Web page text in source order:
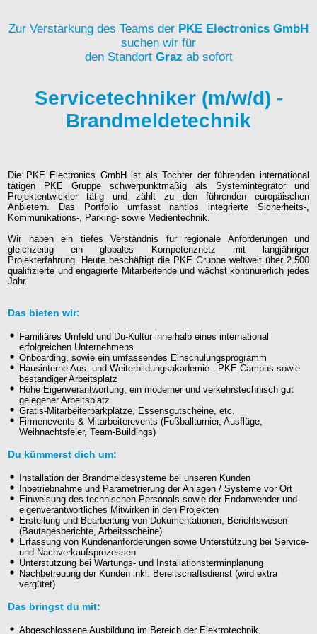
Zur Verstärkung des Teams der PKE Electronics GmbH
suchen wir für
den Standort Graz ab sofort
Servicetechniker (m/w/d) -
Brandmeldetechnik
Die PKE Electronics GmbH ist als Tochter der führenden international
tätigen PKE Gruppe schwerpunktmäßig als Systemintegrator und
Projektentwickler tätig und zählt zu den führenden europäischen
Anbietern. Das Portfolio umfasst nahtlos integrierte Sicherheits-,
Kommunikations-, Parking- sowie Medientechnik.
Wir haben ein tiefes Verständnis für regionale Anforderungen und
gleichzeitig ein globales Kompetenznetz mit langjähriger
Projekterfahrung. Heute beschäftigt die PKE Gruppe weltweit über 2.500
qualifizierte und engagierte Mitarbeitende und wächst kontinuierlich jedes
Jahr.
Das bieten wir:
Familiäres Umfeld und Du-Kultur innerhalb eines international
erfolgreichen Unternehmens
Onboarding, sowie ein umfassendes Einschulungsprogramm
Hausinterne Aus- und Weiterbildungsakademie - PKE Campus sowie
beständiger Arbeitsplatz
Hohe Eigenverantwortung, ein moderner und verkehrstechnisch gut
gelegener Arbeitsplatz
Gratis-Mitarbeiterparkplätze, Essensgutscheine, etc.
Firmenevents & Mitarbeiterevents (Fußballturnier, Ausflüge,
Weihnachtsfeier, Team-Buildings)
Du kümmerst dich um:
Installation der Brandmeldesysteme bei unseren Kunden
Inbetriebnahme und Parametrierung der Anlagen / Systeme vor Ort
Einweisung des technischen Personals sowie der Endanwender und
eigenverantwortliches Mitwirken in den Projekten
Erstellung und Bearbeitung von Dokumentationen, Berichtswesen
(Bautagesberichte, Arbeitsscheine)
Erfassung von Kundenanforderungen sowie Unterstützung bei Service-
und Nachverkaufsprozessen
Unterstützung bei Wartungs- und Installationsterminplanung
Nachbetreuung der Kunden inkl. Bereitschaftsdienst (wird extra
vergütet)
Das bringst du mit:
Abgeschlossene Ausbildung im Bereich der Elektrotechnik,